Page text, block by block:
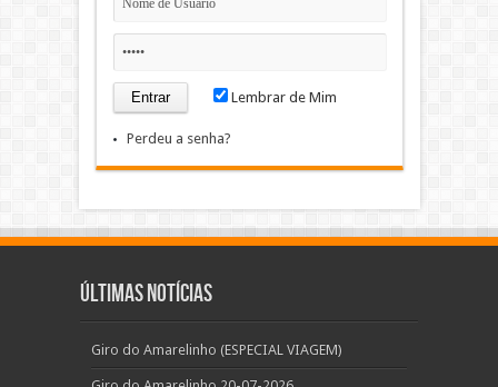
Lembrar de Mim
Perdeu a senha?
Últimas Notícias
Giro do Amarelinho (ESPECIAL VIAGEM)